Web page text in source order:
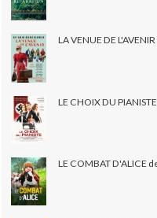
LA VENUE DE
LE CHOIX DU
LE COMBAT D'ALICE